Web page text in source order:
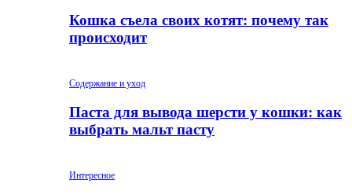
Кошка съела своих котят: почему так
происходит
Содержание и уход
Паста для вывода шерсти у кошки: как
выбрать мальт пасту
Интересное